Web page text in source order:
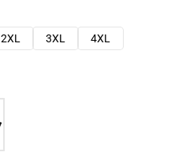
2XL 3XL
4XL